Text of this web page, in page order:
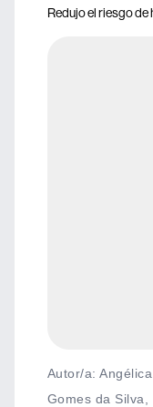
Redujo el riesgo
Autor/a:
Gomes da Silva,